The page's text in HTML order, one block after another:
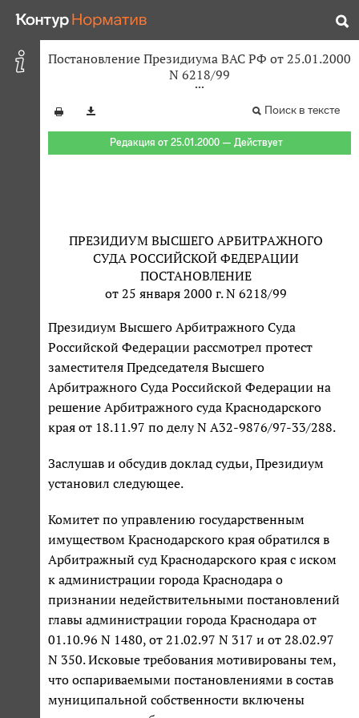
Постановление Президиума ВАС РФ от 25.01.2000
N 6218/99
Поиск в тексте
Редакция от 25.01.2000 — Действует
ПРЕЗИДИУМ ВЫСШЕГО АРБИТРАЖНОГО
СУДА РОССИЙСКОЙ ФЕДЕРАЦИИ
ПОСТАНОВЛЕНИЕ
от 25 января 2000 г. N 6218/99
Президиум Высшего Арбитражного Суда
Российской Федерации рассмотрел протест
заместителя Председателя Высшего
Арбитражного Суда Российской Федерации на
решение Арбитражного суда Краснодарского
края от 18.11.97 по делу N А32-9876/97-33/288.
Заслушав и обсудив доклад судьи, Президиум
установил следующее.
Комитет по управлению государственным
имуществом Краснодарского края обратился в
Арбитражный суд Краснодарского края с иском
к администрации города Краснодара о
признании недействительными постановлений
главы администрации города Краснодара от
01.10.96 N 1480, от 21.02.97 N 317 и от 28.02.97
N 350. Исковые требования мотивированы тем,
что оспариваемыми постановлениями в состав
муниципальной собственности включены